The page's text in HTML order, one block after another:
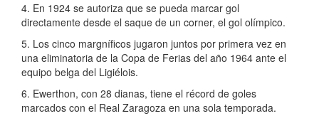
4. En 1924 se autoriza que se pueda marcar gol
directamente desde el saque de un corner, el gol olímpico.
5. Los cinco margníficos jugaron juntos por primera vez en
una eliminatoria de la Copa de Ferias del año 1964 ante el
equipo belga del Ligiélois.
6. Ewerthon, con 28 dianas, tiene el récord de goles
marcados con el Real Zaragoza en una sola temporada.